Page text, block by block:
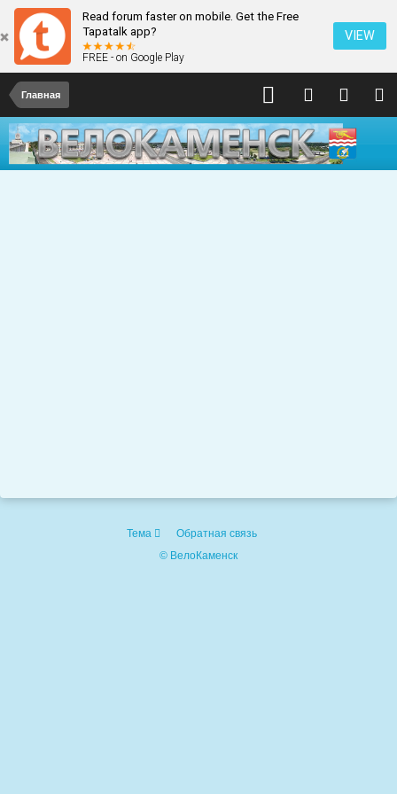
Read forum faster on mobile. Get the Free
Tapatalk app?
FREE - on Google Play
VIEW
Главная
Тема
Обратная связь
© ВелоКаменск